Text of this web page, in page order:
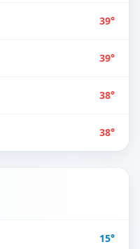
39°
39°
38°
38°
15°